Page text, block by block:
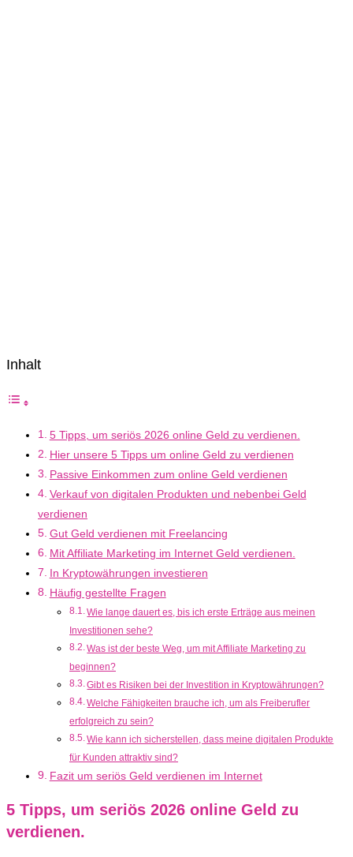
Inhalt
5 Tipps, um seriös 2026 online Geld zu verdienen.
Hier unsere 5 Tipps um online Geld zu verdienen
Passive Einkommen zum online Geld verdienen
Verkauf von digitalen Produkten und nebenbei Geld
verdienen
Gut Geld verdienen mit Freelancing
Mit Affiliate Marketing im Internet Geld verdienen.
In Kryptowährungen investieren
Häufig gestellte Fragen
Wie lange dauert es, bis ich erste Erträge aus meinen
Investitionen sehe?
Was ist der beste Weg, um mit Affiliate Marketing zu
beginnen?
Gibt es Risiken bei der Investition in Kryptowährungen?
Welche Fähigkeiten brauche ich, um als Freiberufler
erfolgreich zu sein?
Wie kann ich sicherstellen, dass meine digitalen Produkte
für Kunden attraktiv sind?
Fazit um seriös Geld verdienen im Internet
5 Tipps, um seriös 2026 online Geld zu
verdienen.